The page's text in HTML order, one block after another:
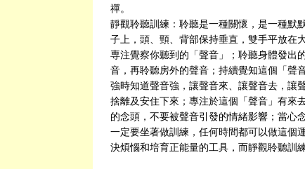
禪。
靜觀聆聽訓練：聆聽是一種關懷，是一種默
子上，頭、頸、背部保持垂直，雙手平放在
専注覺察你聽到的「聲音」；聆聽身體發出
音，再聆聽房外的聲音；持續覺知這個「聲
強時知道聲音強，讓聲音來、讓聲音去，讓
捨離及安住下來；專注於這個「聲音」有來
的念頭，不要被聲音引發的情緒影響；當心
一定要坐著做訓練，任何時間都可以做這個
決煩惱和培育正能量的工具，而靜觀聆聽訓